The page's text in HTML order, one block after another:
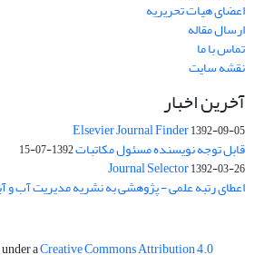
اعضای هیات تحریریه
ارسال مقاله
تماس با ما
نقشه سایت
آخرین اخبار
Elsevier Journal Finder1392-09-05
قابل توجه نویسنده مسئول مکاتبات1392-07-15
Journal Selector1392-03-26
اعطای رتبه علمی - پژوهشی به نشریه مدیریت آب و
aCreative Commons Attribution 4.0